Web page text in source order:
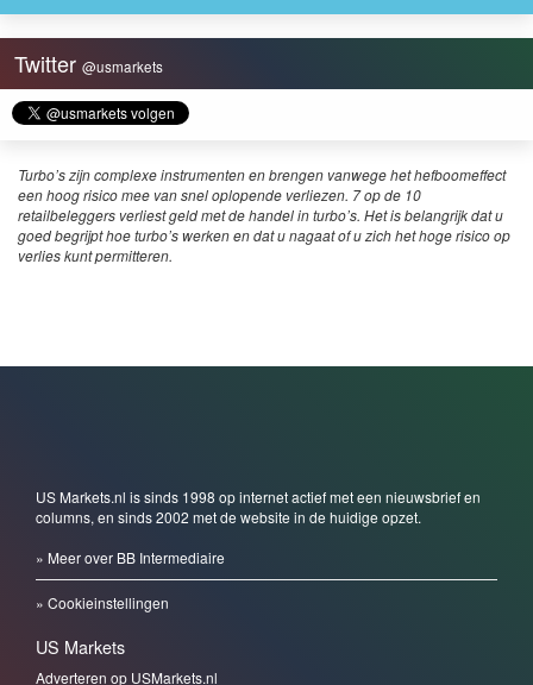
Twitter @usmarkets
Turbo’s zijn complexe instrumenten en brengen vanwege het hefboomeffect
een hoog risico mee van snel oplopende verliezen. 7 op de 10
retailbeleggers verliest geld met de handel in turbo’s. Het is belangrijk dat u
goed begrijpt hoe turbo’s werken en dat u nagaat of u zich het hoge risico op
verlies kunt permitteren.
US Markets.nl is sinds 1998 op internet actief met een nieuwsbrief en
columns, en sinds 2002 met de website in de huidige opzet.
» Meer over BB Intermediaire
» Cookieinstellingen
US Markets
Adverteren op USMarkets.nl